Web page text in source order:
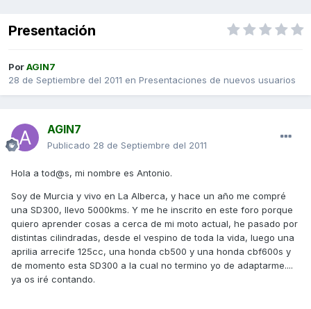
Presentación
PorAGIN7
28 de Septiembre del 2011 en Presentaciones de nuevos usuarios
AGIN7
Publicado 28 de Septiembre del 2011
Hola a tod@s, mi nombre es Antonio.
Soy de Murcia y vivo en La Alberca, y hace un año me compré
una SD300, llevo 5000kms. Y me he inscrito en este foro porque
quiero aprender cosas a cerca de mi moto actual, he pasado por
distintas cilindradas, desde el vespino de toda la vida, luego una
aprilia arrecife 125cc, una honda cb500 y una honda cbf600s y
de momento esta SD300 a la cual no termino yo de adaptarme....
ya os iré contando.